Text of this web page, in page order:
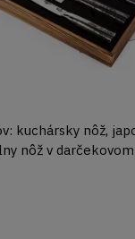
kuchársky nôž,
nôž v